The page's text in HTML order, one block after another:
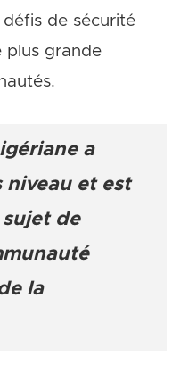
de sécurité
plus grande
a
niveau et est
de
la